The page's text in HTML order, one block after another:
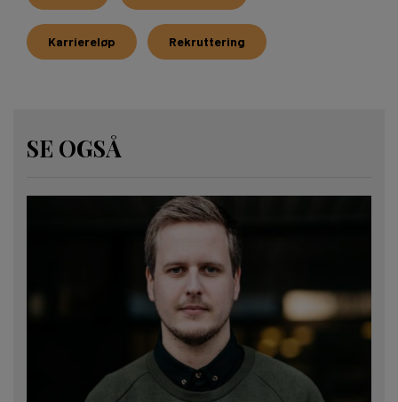
Karriereløp Rekruttering
SE OGSÅ